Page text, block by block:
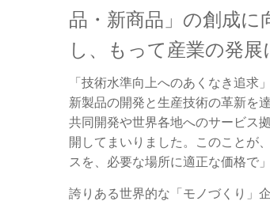
品・新商品」の創成
し、もって産業の発展
「技術水準向上へのあくなき追求
新製品の開発と生産技術の革新を
共同開発や世界各地へのサービス
開してまいりました。このことが
スを、必要な場所に適正な価格で
誇りある世界的な「モノづくり」